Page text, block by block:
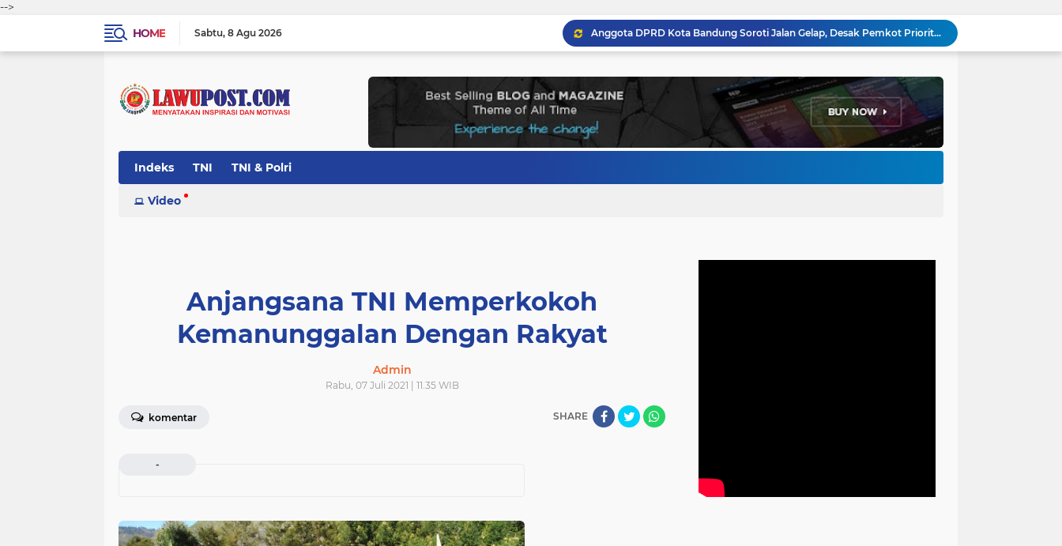
-->
HOME
Sabtu 8 Agu 2026
Anggota DPRD Kota Bandung Soroti Jalan Gelap, Desak Pemkot Prioritaskan Pembenahan PJU
Pemkot Bandung Gandeng Big Bad Wolf Hadirkan Festival Literasi Pages and Plates
Program Gaslah Kota Bandung Raih Apresiasi Pemerintah Pusat, Pengolahan Sampah Capai 30 Persen
Hikmah Setelah Ibadah Salat Jumat: Momentum Memperkuat Iman dan Kepedulian Sosial
Bupati Jeje Ritchie Ismail Rotasikan Kadishub dan Kadisbudpar, Serta Lantik Ratusan ASN Bandung Barat
Indeks TNI TNI & Polri
Video
Anjangsana TNI Memperkokoh
Kemanunggalan Dengan Rakyat
Admin
Rabu, 07 Juli 2021 | 11.35 WIB
komentar SHARE
-